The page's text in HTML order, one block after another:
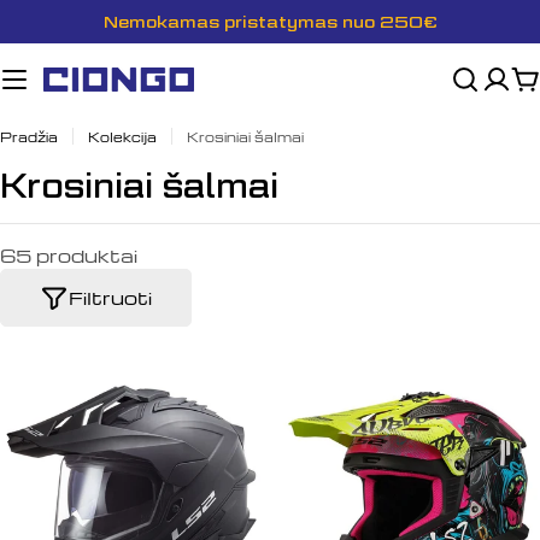
prie
turinio
Nemokamas pristatymas nuo 250€
Pradžia Kolekcija Krosiniai šalmai
K
o
l
Krosiniai šalmai
65 produktai
Filtruoti